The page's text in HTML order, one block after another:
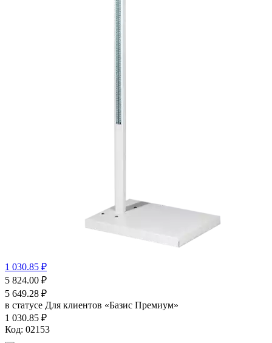
1 030.85 ₽
5 824.00 ₽
5 649.28 ₽
в статусе Для клиентов «Базис Премиум»
1 030.85 ₽
Код: 02153